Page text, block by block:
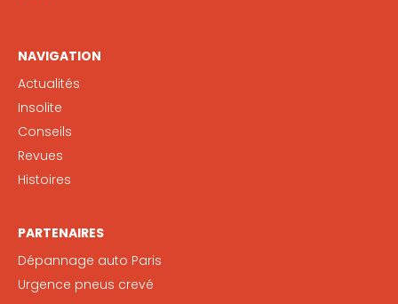
NAVIGATION
Actualités
Insolite
Conseils
Revues
Histoires
PARTENAIRES
Dépannage auto Paris
Urgence pneus crevé